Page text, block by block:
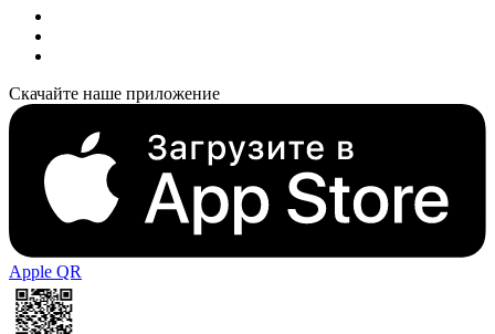
Скачайте наше приложение
Apple QR